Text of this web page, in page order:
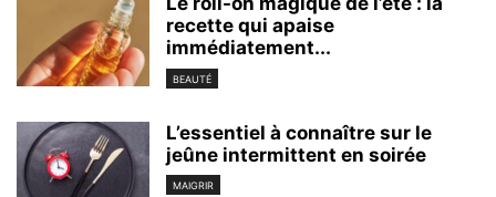
recette qui apaise
immédiatement...
BEAUTÉ
L’essentiel à connaître sur le
jeûne intermittent en soirée
MAIGRIR